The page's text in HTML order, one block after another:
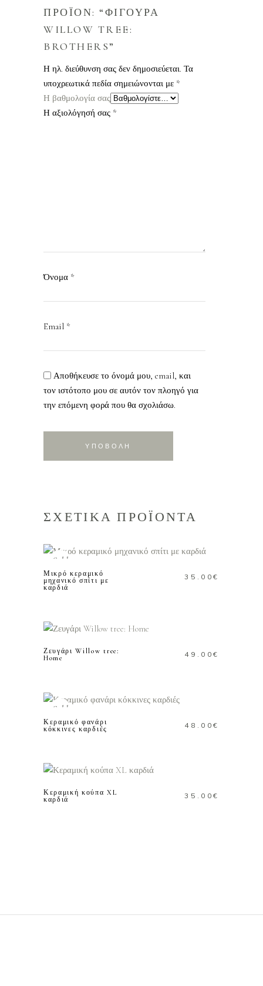
ΠΡΟΪΟΝ: “ΦΙΓΟΥΡΑ
WILLOW TREE:
BROTHERS”
Η ηλ. διεύθυνση σας δεν δημοσιεύεται. Τα
υποχρεωτικά πεδία σημειώνονται με *
Η βαθμολογία σας
Η αξιολόγησή σας *
Όνομα *
Email *
Αποθήκευσε το όνομά μου, email, και
τον ιστότοπο μου σε αυτόν τον πλοηγό για
την επόμενη φορά που θα σχολιάσω.
ΣΧΕΤΙΚΑ ΠΡΟΪΟΝΤΑ
Sold
Μικρό κεραμικό
μηχανικό σπίτι με
καρδιά
35.00€
Ζευγάρι Willow tree:
Home
49.00€
Sold
Κεραμικό φανάρι
κόκκινες καρδιές
48.00€
Κεραμική κούπα XL
καρδιά
35.00€